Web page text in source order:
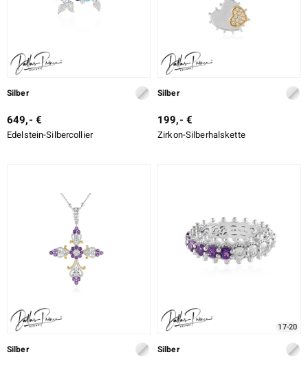
Silber
649,- €
Edelstein-Silbercollier
Silber
199,- €
Zirkon-Silberhalskette
Silber
17-20
Silber